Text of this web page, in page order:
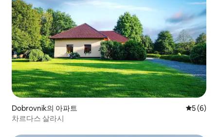
Dobrovnik의 아파트 평점 5점
5 (6)
차르다스 살라시